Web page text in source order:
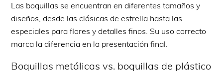
Las boquillas se encuentran en diferentes tamaños y
diseños, desde las clásicas de estrella hasta las
especiales para flores y detalles finos. Su uso correcto
marca la diferencia en la presentación final.
Boquillas metálicas vs. boquillas de plástico